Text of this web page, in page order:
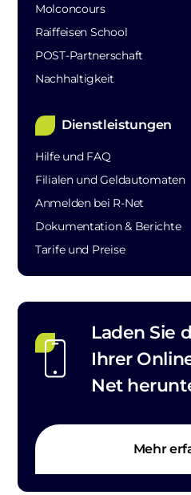
Molconcours
Raiffeisen School
POST-Partnerschaft
Nachhaltigkeit
Dienstleistungen
Hilfe und FAQ
Filialen und Geldautomaten
Anmelden bei R-Net
Dokumentation & Berichte
Tarife und Preise
Laden Sie
Ihrer
Net
Mehr